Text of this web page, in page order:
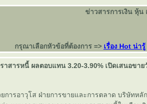
ข่าวสารการเงิน หุ้น
กรุณาเลือกหัวข้อที่ต้องการ => เรื่อง Hot น่ารู้
สารหนี้ ผลตอบแทน 3.20-3.90% เปิดเสนอขาย
ารอาวุโส ฝ่ายการขายและการตลาด บริษัทหลั